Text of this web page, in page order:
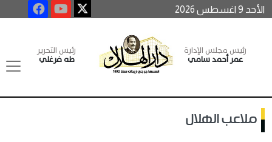
الأحد 9 اغسطس 2026
رئيس مجلس الإدارة
عمر أحمد سامي
رئيس التحرير
طه فرغلي
ملاعب الهلال